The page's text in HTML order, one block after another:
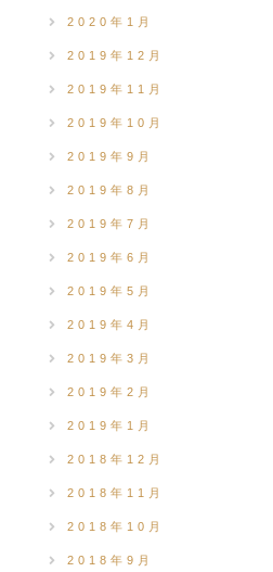
2020年1月
2019年12月
2019年11月
2019年10月
2019年9月
2019年8月
2019年7月
2019年6月
2019年5月
2019年4月
2019年3月
2019年2月
2019年1月
2018年12月
2018年11月
2018年10月
2018年9月